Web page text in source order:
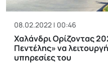
08.02.2022 | 00:46
Χαλάνδρι Ορίζοντας
Πεντέλης» να
υπηρεσίες του